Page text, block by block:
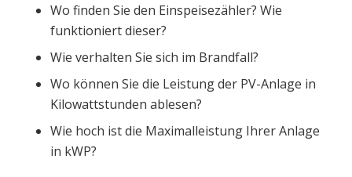
Wo finden Sie den Einspeisezähler? Wie
funktioniert dieser?
Wie verhalten Sie sich im Brandfall?
Wo können Sie die Leistung der PV-Anlage in
Kilowattstunden ablesen?
Wie hoch ist die Maximalleistung Ihrer Anlage
in kWP?